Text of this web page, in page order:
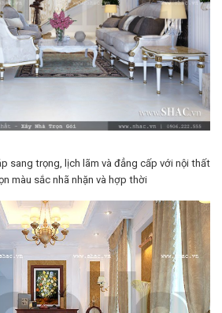
sang trọng, lịch lãm và đẳng cấp với nội thất
màu sắc nhã nhặn và hợp thời